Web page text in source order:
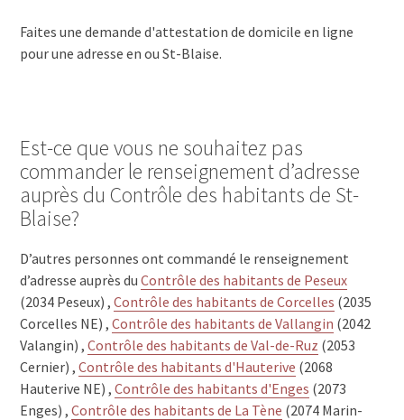
Faites une demande d'attestation de domicile en ligne
pour une adresse en ou St-Blaise.
Est-ce que vous ne souhaitez pas
commander le renseignement d’adresse
auprès du Contrôle des habitants de St-
Blaise?
D’autres personnes ont commandé le renseignement
d’adresse auprès duContrôle des habitants de Peseux
(2034 Peseux) ,Contrôle des habitants de Corcelles (2035
Corcelles NE) ,Contrôle des habitants de Vallangin (2042
Valangin) ,Contrôle des habitants de Val-de-Ruz (2053
Cernier) ,Contrôle des habitants d'Hauterive (2068
Hauterive NE) ,Contrôle des habitants d'Enges (2073
Enges) ,Contrôle des habitants de La Tène (2074 Marin-